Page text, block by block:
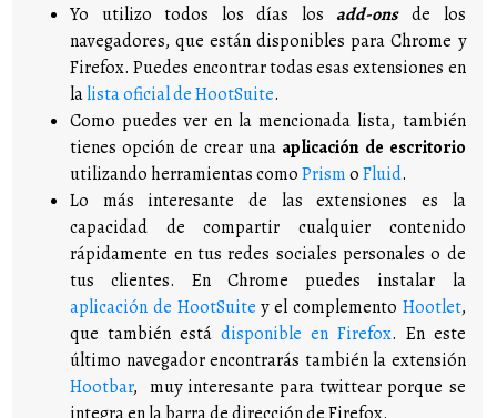
Yo utilizo todos los días los add-onsde los
navegadores, que están disponibles para Chrome y
Firefox. Puedes encontrar todas esas extensiones en
lalista oficial de HootSuite.
Como puedes ver en la mencionada lista, también
tienes opción de crear una aplicación de escritorio
utilizando herramientas comoPrismoFluid.
Lo más interesante de las extensiones es la
capacidad de compartir cualquier contenido
rápidamente en tus redes sociales personales o de
tus clientes. En Chrome puedes instalar la
aplicación de HootSuite y el complemento Hootlet,
que también está disponible en Firefox. En este
último navegador encontrarás también la extensión
Hootbar, muy interesante para twittear porque se